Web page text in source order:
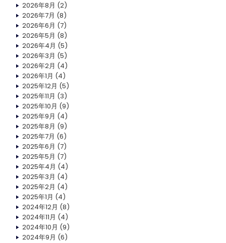
2026年8月 (2)
2026年7月 (8)
2026年6月 (7)
2026年5月 (8)
2026年4月 (5)
2026年3月 (5)
2026年2月 (4)
2026年1月 (4)
2025年12月 (5)
2025年11月 (3)
2025年10月 (9)
2025年9月 (4)
2025年8月 (9)
2025年7月 (6)
2025年6月 (7)
2025年5月 (7)
2025年4月 (4)
2025年3月 (4)
2025年2月 (4)
2025年1月 (4)
2024年12月 (8)
2024年11月 (4)
2024年10月 (9)
2024年9月 (6)